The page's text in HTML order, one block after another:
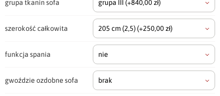
grupa tkanin sofa grupa III (+840,00 zł)
szerokość całkowita 205 cm(2,5)(+250,00 zł)
funkcja spania nie
gwoździe ozdobne sofa brak